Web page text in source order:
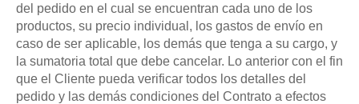
del pedido en el cual se encuentran cada uno de los
productos, su precio individual, los gastos de envío en
caso de ser aplicable, los demás que tenga a su cargo, y
la sumatoria total que debe cancelar. Lo anterior con el fin
que el Cliente pueda verificar todos los detalles del
pedido y las demás condiciones del Contrato a efectos